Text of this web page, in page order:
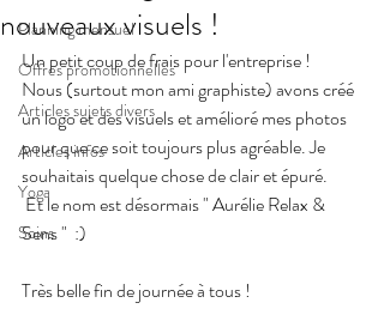
Planning mensuel
Offres promotionnelles
Articles sujets divers
Articles infos
Yoga
Soins
nouveaux visuels !
Un petit coup de frais pour l'entreprise !
Nous (surtout mon ami graphiste) avons créé
un logo et des visuels et amélioré mes photos
pour que ce soit toujours plus agréable. Je
souhaitais quelque chose de clair et épuré.
Et le nom est désormais " Aurélie Relax &
Sens "  :)
Très belle fin de journée à tous !